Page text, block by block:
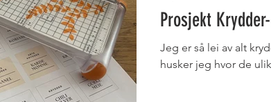
Prosjekt
Jeg er så lei av alt
husker jeg hvor de